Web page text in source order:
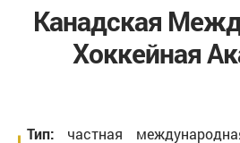
Канадская
Хоккейная
Тип: частная